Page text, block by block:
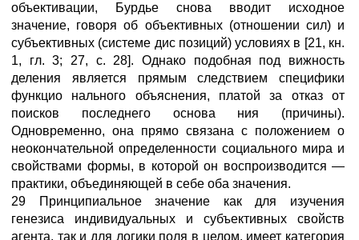
объективации, Бурдье снова вводит исходное
значение, говоря об объективных (отношении сил) и
субъективных (системе дис позиций) условиях в [21, кн.
1, гл. 3; 27, с. 28]. Однако подобная под вижность
деления является прямым следствием специфики
функцио нального объяснения, платой за отказ от
поисков последнего основа ния (причины).
Одновременно, она прямо связана с положением о
неокончательной определенности социального мира и
свойствами формы, в которой он воспроизводится —
практики, объединяющей в себе оба значения.
29 Принципиальное значение как для изучения
генезиса индивидуальных и субъективных свойств
агента, так и для логики поля в целом, имеет категория